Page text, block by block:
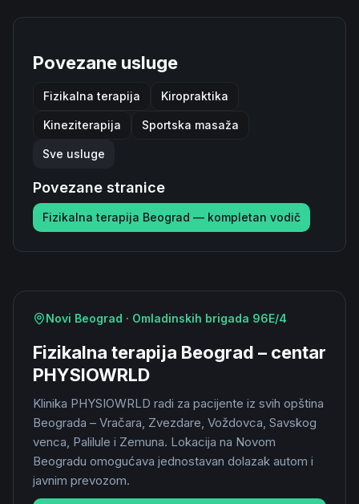
Povezane usluge
Fizikalna terapija Kiropraktika
Kineziterapija Sportska masaža
Sve usluge
Povezane stranice
Fizikalna terapija Beograd — kompletan vodič
Novi Beograd · Omladinskih brigada 96E/4
Fizikalna terapija Beograd – centar
PHYSIOWRLD
Klinika PHYSIOWRLD radi za pacijente iz svih opština
Beograda – Vračara, Zvezdare, Voždovca, Savskog
venca, Palilule i Zemuna. Lokacija na Novom
Beogradu omogućava jednostavan dolazak autom i
javnim prevozom.